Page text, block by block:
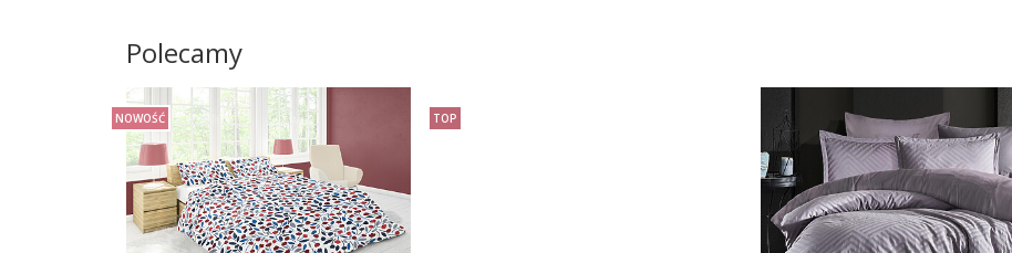
Polecamy
NOWOŚĆ TOP